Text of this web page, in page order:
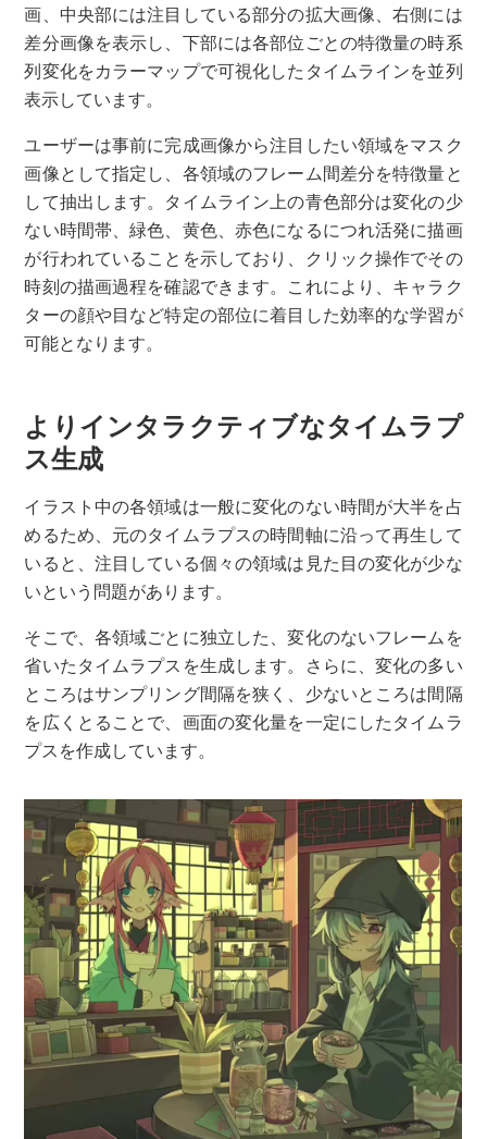
画、中央部には注目している部分の拡大画像、右側には
差分画像を表示し、下部には各部位ごとの特徴量の時系
列変化をカラーマップで可視化したタイムラインを並列
表示しています。
ユーザーは事前に完成画像から注目したい領域をマスク
画像として指定し、各領域のフレーム間差分を特徴量と
して抽出します。タイムライン上の青色部分は変化の少
ない時間帯、緑色、黄色、赤色になるにつれ活発に描画
が行われていることを示しており、クリック操作でその
時刻の描画過程を確認できます。これにより、キャラク
ターの顔や目など特定の部位に着目した効率的な学習が
可能となります。
よりインタラクティブなタイムラプ
ス生成
イラスト中の各領域は一般に変化のない時間が大半を占
めるため、元のタイムラプスの時間軸に沿って再生して
いると、注目している個々の領域は見た目の変化が少な
いという問題があります。
そこで、各領域ごとに独立した、変化のないフレームを
省いたタイムラプスを生成します。さらに、変化の多い
ところはサンプリング間隔を狭く、少ないところは間隔
を広くとることで、画面の変化量を一定にしたタイムラ
プスを作成しています。